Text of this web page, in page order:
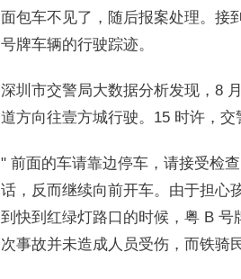
面包车不见了，随后报案处理。接
号牌车辆的行驶踪迹。
深圳市交警局大数据分析发现，8
道方向往壹方城行驶。15 时许，交
" 前面的车请靠边停车，请接受检
话，反而继续向前开车。由于担心
到快到红绿灯路口的时候，粤 B
次事故并未造成人员受伤，而铁骑